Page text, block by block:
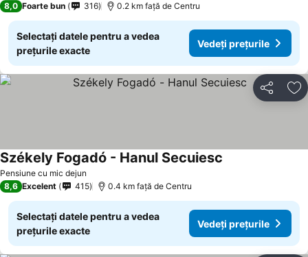
8,0 Foarte bun 316 0.2 km faţă de Centru
Selectați datele pentru a vedea
prețurile exacte
Vedeți prețurile
Distribuiți
Pensiune cu mic dejun
Székely Fogadó - Hanul Secuiesc
8,6 Excelent 415 0.4 km faţă de Centru
Selectați datele pentru a vedea
prețurile exacte
Vedeți prețurile